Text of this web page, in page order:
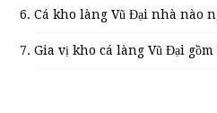
Cá kho làng Vũ Đại nhà nào
Gia vị kho cá làng Vũ Đại